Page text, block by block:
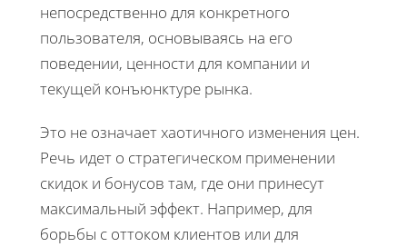
непосредственно для конкретного
пользователя, основываясь на его
поведении, ценности для компании и
текущей конъюнктуре рынка.
Это не означает хаотичного изменения цен.
Речь идет о стратегическом применении
скидок и бонусов там, где они принесут
максимальный эффект. Например, для
борьбы с оттоком клиентов или для